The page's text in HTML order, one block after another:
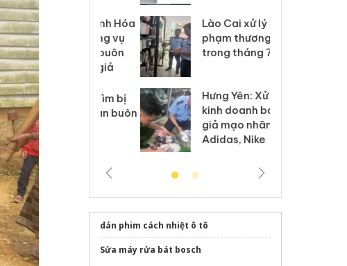
an Thanh Hóa
bị hại trong vụ
sản xuất, buôn
yến sào giả
Hóa: Tìm bị
trong vụ án buôn
bình sữa
giả
Lào Cai xử lý 83 vụ vi
phạm thương mại
trong tháng 7
Hưng Yên: Xử lý 6 hộ
kinh doanh bán hàng
giả mạo nhãn hiệu
Adidas, Nike
dán phim cách nhiệt ô tô
Sửa máy rửa bát bosch